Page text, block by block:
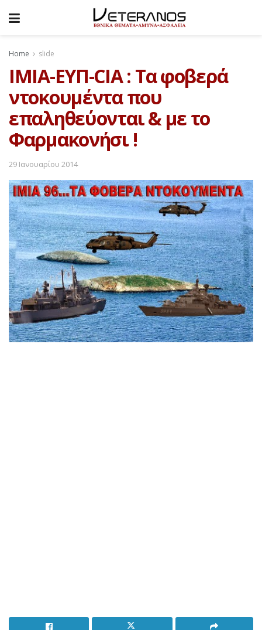
Home slide
ΙΜΙΑ-ΕΥΠ-CIA : Tα φοβερά
ντοκουμέντα που
επαληθεύονται & με το
Φαρμακονήσι !
29 Ιανουαρίου 2014